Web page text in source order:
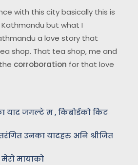
with this city basically this is
but what I
a love story that
shop. That tea shop, me and
corroboration for that love
याद जगल्टे म , किबोर्डको किट
उनका यादहरु अनि श्रीजित
मायाको